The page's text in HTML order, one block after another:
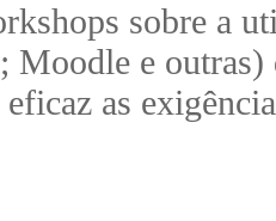
sobre a
Moodle e outras)
as